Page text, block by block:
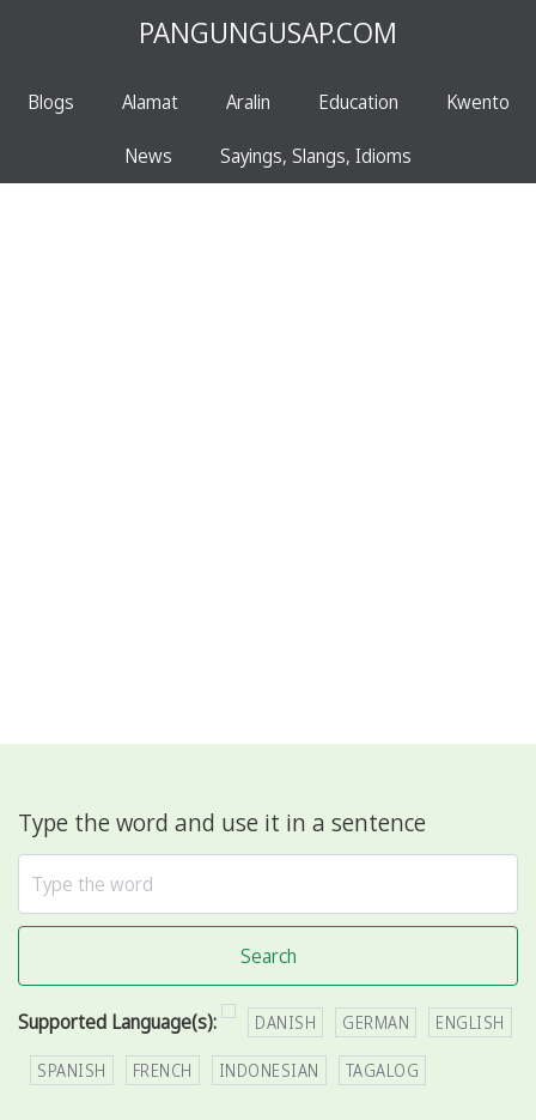
PANGUNGUSAP.COM
Blogs Alamat Aralin Education Kwento
News Sayings, Slangs, Idioms
Type the word and use it in a sentence
Search
Supported Language(s): DANISH GERMAN ENGLISH
SPANISH FRENCH INDONESIAN TAGALOG